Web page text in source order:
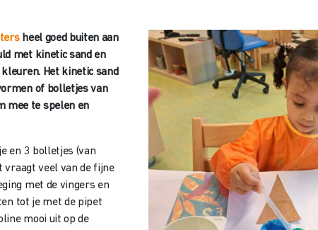
heel goed buiten aan
met kinetic sand en
Het kinetic sand
of bolletjes van
mee te spelen en
en 3 bolletjes (van
veel van de fijne
met de vingers en
tot je met de pipet
mooi uit op de